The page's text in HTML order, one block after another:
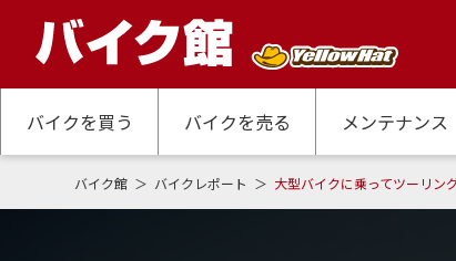
バイクを買う バイクを売る メンテナンス
バイク館 バイクレポート 大型バイクに乗ってツーリン